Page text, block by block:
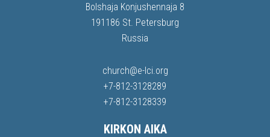
Bolshaja Konjushennaja 8
191186 St. Petersburg
Russia
church@e-lci.org
+7-812-3128289
+7-812-3128339
KIRKON AIKA